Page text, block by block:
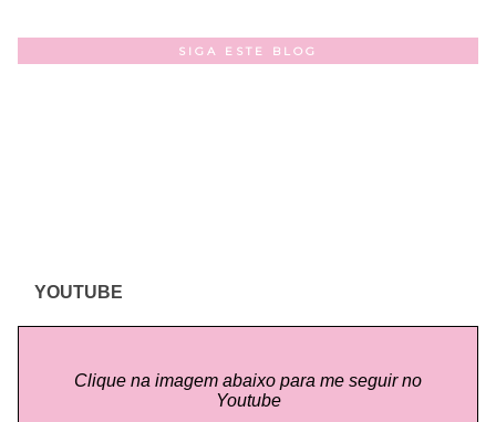
SIGA ESTE BLOG
YOUTUBE
Clique na imagem abaixo para me seguir no
Youtube